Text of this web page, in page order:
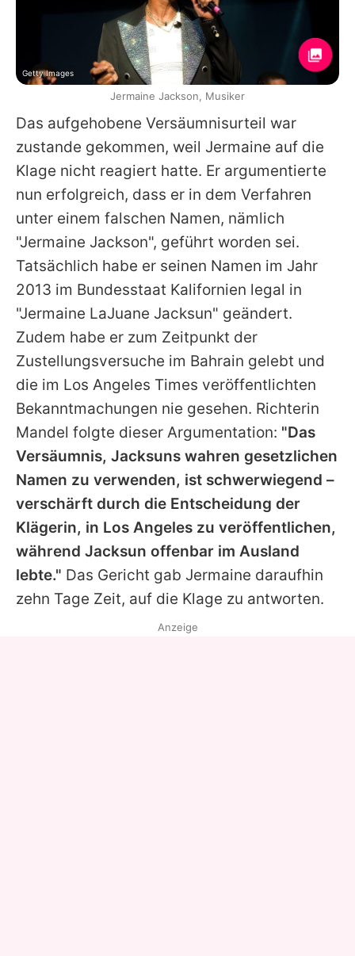
Das aufgehobene Versäumnisurteil war
zustande gekommen, weil Jermaine auf die
Klage nicht reagiert hatte. Er argumentierte
nun erfolgreich, dass er in dem Verfahren
unter einem falschen Namen, nämlich
"Jermaine Jackson", geführt worden sei.
Tatsächlich habe er seinen Namen im Jahr
2013 im Bundesstaat Kalifornien legal in
"Jermaine LaJuane Jacksun" geändert.
Zudem habe er zum Zeitpunkt der
Zustellungsversuche im Bahrain gelebt und
die im Los Angeles Times veröffentlichten
Bekanntmachungen nie gesehen. Richterin
Mandel folgte dieser Argumentation: "Das
Versäumnis, Jacksuns wahren gesetzlichen
Namen zu verwenden, ist schwerwiegend –
verschärft durch die Entscheidung der
Klägerin, in Los Angeles zu veröffentlichen,
während Jacksun offenbar im Ausland
lebte." Das Gericht gab Jermaine daraufhin
zehn Tage Zeit, auf die Klage zu antworten.
Getty Images
Jermaine Jackson, Musiker
Anzeige